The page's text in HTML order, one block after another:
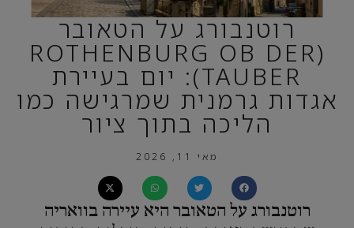
רוטנבורג על הטאובר
(ROTHENBURG OB DER
TAUBER): יום בעיירת
אגדות גרמנית שמרגישה כמו
הליכה בתוך ציור
מאי 11, 2026
רוטנבורג על הטאובר היא עיירה בוואריה